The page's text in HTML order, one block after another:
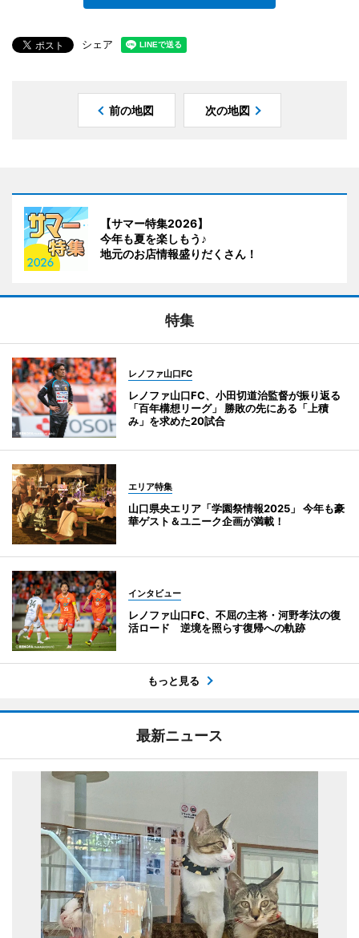
シェア
前の地図 次の地図
【サマー特集2026】
今年も夏を楽しもう♪
地元のお店情報盛りだくさん！
特集
レノファ山口FC
レノファ山口FC、小田切道治監督が振り返る
「百年構想リーグ」 勝敗の先にある「上積
み」を求めた20試合
エリア特集
山口県央エリア「学園祭情報2025」 今年も豪
華ゲスト＆ユニーク企画が満載！
インタビュー
レノファ山口FC、不屈の主将・河野孝汰の復
活ロード 逆境を照らす復帰への軌跡
もっと見る
最新ニュース